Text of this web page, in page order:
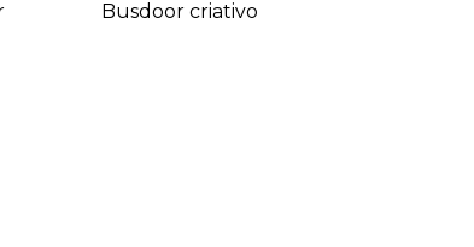
busdoor criativo